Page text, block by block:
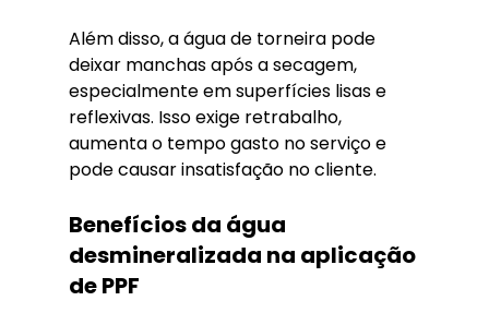
Além disso, a água de torneira pode
deixar manchas após a secagem,
especialmente em superfícies lisas e
reflexivas. Isso exige retrabalho,
aumenta o tempo gasto no serviço e
pode causar insatisfação no cliente.
Benefícios da água
desmineralizada na aplicação
de PPF